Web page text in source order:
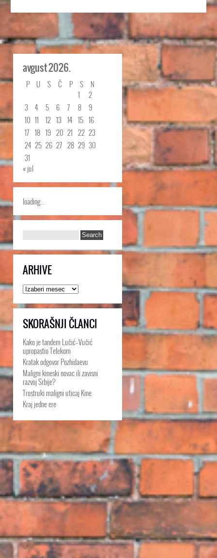
avgust 2026.
P U S Č P S
N
1
2
3
4 5 6 7 8
9
10 11 12 13 14 15 16
17 18 19 20 21 22 23
24 25 26 27 28 29 30
31
« jul
loading...
ARHIVE
Arhive
SKORAŠNJI ČLANCI
Kako je tandem Lučić–Vučić
upropastio Telekom
Kratak odgovor Pozhidaevu
Maligni kineski novac ili zavisni
razvoj Srbije?
Trostruki maligni uticaj Kine
Kraj jedne ere